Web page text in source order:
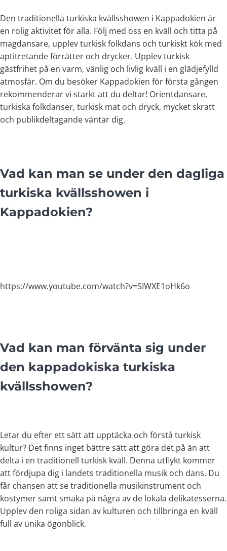
Den traditionella turkiska kvällsshowen i Kappadokien är
en rolig aktivitet för alla. Följ med oss en kväll och titta på
magdansare, upplev turkisk folkdans och turkiskt kök med
aptitretande förrätter och drycker. Upplev turkisk
gästfrihet på en varm, vänlig och livlig kväll i en glädjefylld
atmosfär. Om du besöker Kappadokien för första gången
rekommenderar vi starkt att du deltar! Orientdansare,
turkiska folkdanser, turkisk mat och dryck, mycket skratt
och publikdeltagande väntar dig.
Vad kan man se under den dagliga
turkiska kvällsshowen i
Kappadokien?
https://www.youtube.com/watch?v=SIWXE1oHk6o
Vad kan man förvänta sig under
den kappadokiska turkiska
kvällsshowen?
Letar du efter ett sätt att upptäcka och förstå turkisk
kultur? Det finns inget bättre sätt att göra det på än att
delta i en traditionell turkisk kväll. Denna utflykt kommer
att fördjupa dig i landets traditionella musik och dans. Du
får chansen att se traditionella musikinstrument och
kostymer samt smaka på några av de lokala delikatesserna.
Upplev den roliga sidan av kulturen och tillbringa en kväll
full av unika ögonblick.